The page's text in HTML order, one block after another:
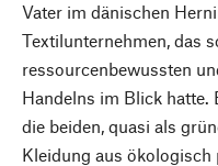
Vater im dänischen
Textilunternehmen, das
ressourcenbewussten
Handelns im Blick hatte.
die beiden, quasi als
Kleidung aus